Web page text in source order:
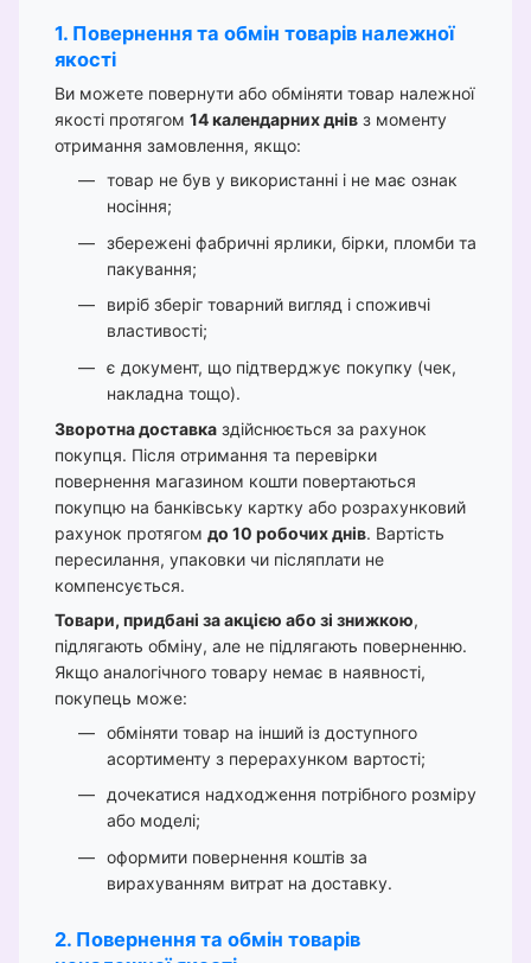
1. Повернення та обмін товарів належної
якості
Ви можете повернути або обміняти товар належної
якості протягом 14 календарних днів з моменту
отримання замовлення, якщо:
товар не був у використанні і не має ознак
носіння;
збережені фабричні ярлики, бірки, пломби та
пакування;
виріб зберіг товарний вигляд і споживчі
властивості;
є документ, що підтверджує покупку (чек,
накладна тощо).
Зворотна доставка здійснюється за рахунок
покупця. Після отримання та перевірки
повернення магазином кошти повертаються
покупцю на банківську картку або розрахунковий
рахунок протягом до 10 робочих днів. Вартість
пересилання, упаковки чи післяплати не
компенсується.
Товари, придбані за акцією або зі знижкою,
підлягають обміну, але не підлягають поверненню.
Якщо аналогічного товару немає в наявності,
покупець може:
обміняти товар на інший із доступного
асортименту з перерахунком вартості;
дочекатися надходження потрібного розміру
або моделі;
оформити повернення коштів за
вирахуванням витрат на доставку.
2. Повернення та обмін товарів